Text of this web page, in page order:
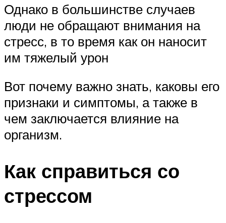
Однако в большинстве случаев
люди не обращают внимания на
стресс, в то время как он наносит
им тяжелый урон
Вот почему важно знать, каковы его
признаки и симптомы, а также в
чем заключается влияние на
организм.
Как справиться со
стрессом